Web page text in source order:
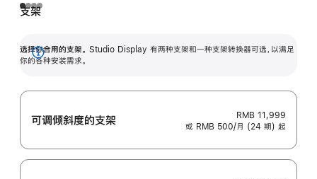
支架
选择你合用的支架。 Studio Display 有两种支架和一种支架转换器可选，以满足
你的各种安装需求。
展
可调倾斜度的支架
RMB 11,999
或 RMB 500/月 (24 期) 起